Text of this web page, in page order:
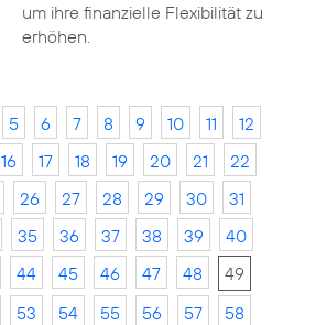
um ihre finanzielle Flexibilität zu
erhöhen.
5 6 7 8 9 10 11
12
16 17 18 19 20 21
22
26 27 28 29 30
31
35 36 37 38 39
40
44 45 46 47 48
49
53 54 55 56 57
58